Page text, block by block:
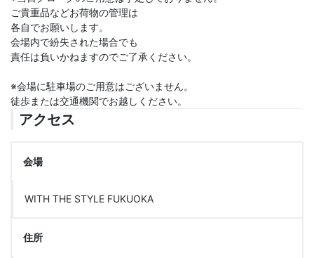
ご貴重品などお荷物の管理は
各自でお願いします。
会場内で紛失された場合でも
責任は負いかねますのでご了承ください。
※会場に駐車場のご用意はございません。
徒歩または交通機関でお越しください。
アクセス
会場
WITH THE STYLE FUKUOKA
住所